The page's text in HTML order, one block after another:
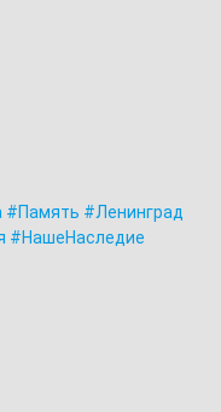
#Память #Ленинград
#НашеНаследие